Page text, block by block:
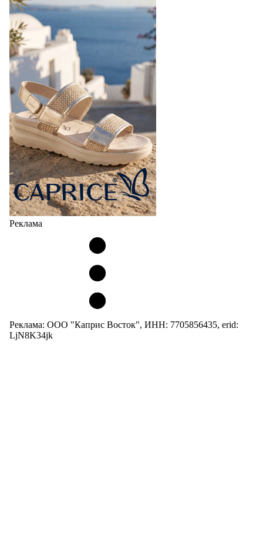
Реклама
Реклама: ООО "Каприс Восток", ИНН: 7705856435, erid:
LjN8K34jk